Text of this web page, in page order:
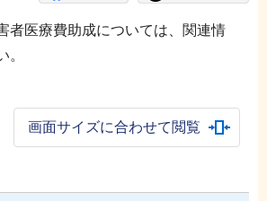
者医療費助成については、関連情
。
画面サイズに合わせて閲覧